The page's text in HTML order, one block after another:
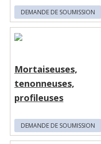
DEMANDE DE SOUMISSION
Mortaiseuses,
tenonneuses,
profileuses
DEMANDE DE SOUMISSION